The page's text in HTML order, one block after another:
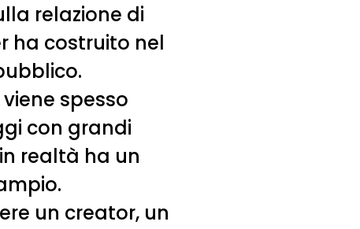
relazione di
ha costruito nel
spesso
con grandi
realtà ha un
un creator, un